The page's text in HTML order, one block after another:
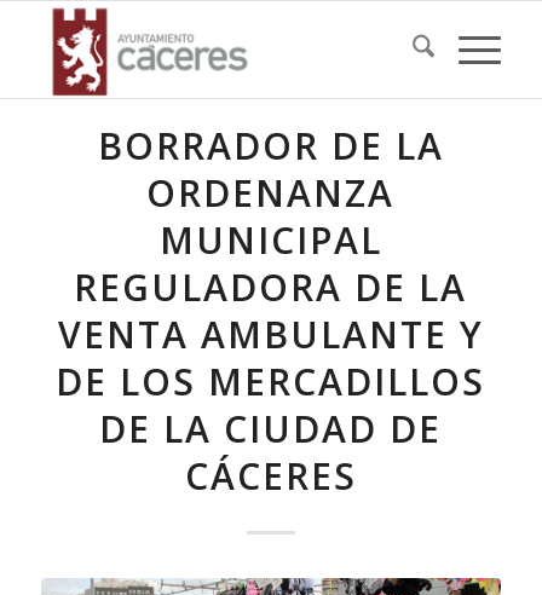
BORRADOR DE LA
ORDENANZA
MUNICIPAL
REGULADORA DE LA
VENTA AMBULANTE Y
DE LOS MERCADILLOS
DE LA CIUDAD DE
CÁCERES